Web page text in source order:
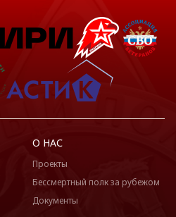
О НАС
Проекты
Бессмертный полк за рубежом
Документы